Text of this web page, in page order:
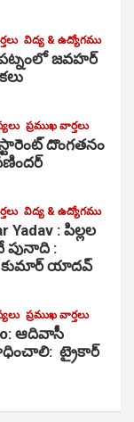
విద్య & ఉద్యోగము
జవహర్
ప్రముఖ వార్తలు
దొంగతనం
విద్య & ఉద్యోగము
Yadav : పిల్లల
పునాది :
కుమార్ యాదవ్
ప్రముఖ వార్తలు
ఆదివాసీ
ట్రైకార్